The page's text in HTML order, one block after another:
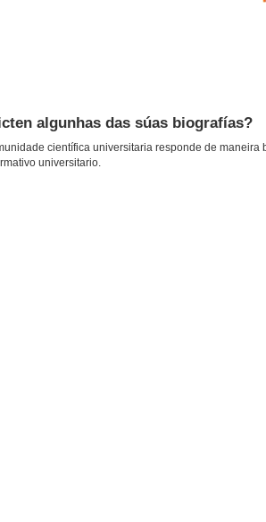
algunhas das súas biografías?
científica universitaria responde de
universitario.